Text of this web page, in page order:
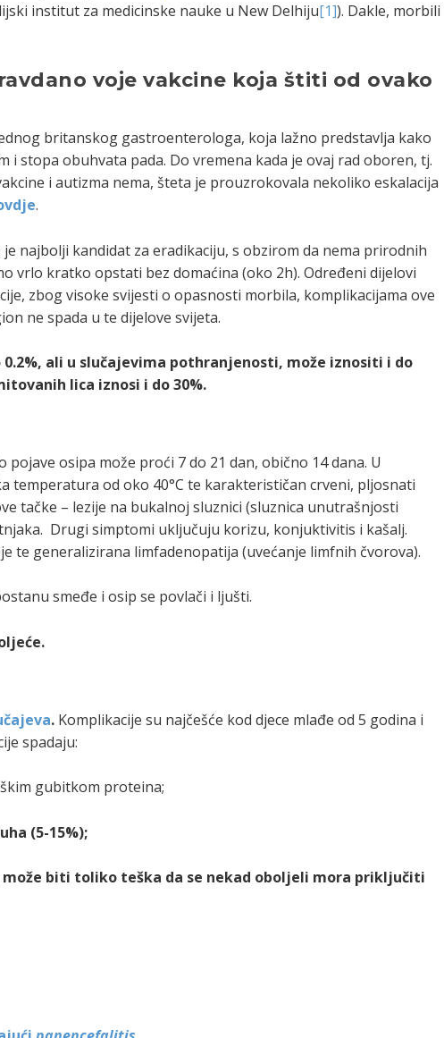
institut za medicinske nauke u New Delhiju[1]). Dakle, morbili
voje vakcine koja štiti od ovako
britanskog gastroenterologa, koja lažno predstavlja kako
i stopa obuhvata pada. Do vremena kada je ovaj rad oboren, tj.
i autizma nema, šteta je prouzrokovala nekoliko eskalacija
.
najbolji kandidat za eradikaciju, s obzirom da nema prirodnih
vrlo kratko opstati bez domaćina (oko 2h). Određeni dijelovi
zbog visoke svijesti o opasnosti morbila, komplikacijama ove
ne spada u te dijelove svijeta.
ali u slučajevima pothranjenosti, može iznositi i do
lica iznosi i do 30%.
pojave osipa može proći 7 do 21 dan, obično 14 dana. U
temperatura od oko 40°C te karakterističan crveni, pljosnati
tačke – lezije na bukalnoj sluznici (sluznica unutrašnjosti
Drugi simptomi uključuju korizu, konjuktivitis i kašalj.
te generalizirana limfadenopatija (uvećanje limfnih čvorova).
smeđe i osip se povlači i ljušti.
. Komplikacije su najčešće kod djece mlađe od 5 godina i
spadaju:
gubitkom proteina;
(5-15%);
može biti toliko teška da se nekad oboljeli mora priključiti